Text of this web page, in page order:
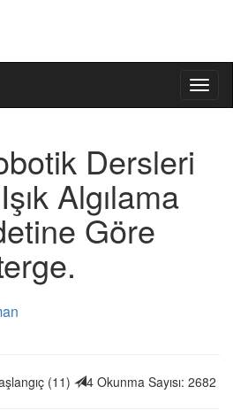
Dersleri
Algılama
Göre
(11) 4 Okunma Sayısı: 2682